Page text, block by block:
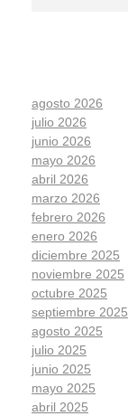
agosto 2026
julio 2026
junio 2026
mayo 2026
abril 2026
marzo 2026
febrero 2026
enero 2026
diciembre 2025
noviembre 2025
octubre 2025
septiembre 2025
agosto 2025
julio 2025
junio 2025
mayo 2025
abril 2025